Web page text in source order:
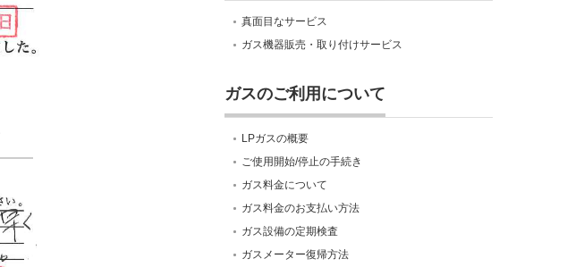
真面目なサービス
ガス機器販売・取り付けサービス
ガスのご利用について
LPガスの概要
ご使用開始/停止の手続き
ガス料金について
ガス料金のお支払い方法
ガス設備の定期検査
ガスメーター復帰方法